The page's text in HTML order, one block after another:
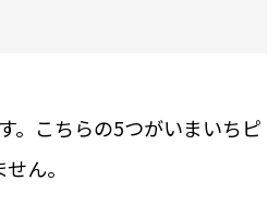
。こちらの5つがいまいちピ
ん。
他の業種での運用におすす
RemoteLOCKも導入可能！大注目